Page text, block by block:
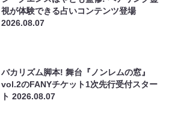
視が体験できる占いコンテンツ登場
2026.08.07
バカリズム脚本! 舞台『ノンレムの窓』
vol.2のFANYチケット1次先行受付スター
ト2026.08.07